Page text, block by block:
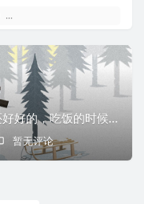
前言#之前买的狼途L98，今天中午还好好的，吃饭的时候给拔下来扔一边，吃完饭再次插上就发现出来右上角的旋钮正常、RGB灯正常外，所有按键都不好用了。后面甚...
暂无评论